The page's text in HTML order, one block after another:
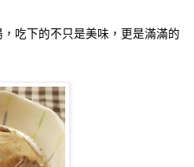
吃下的不只是美味，更是滿滿的